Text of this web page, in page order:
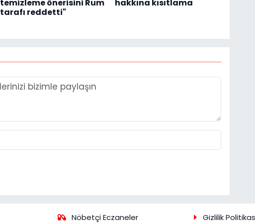
temizleme önerisini Rum
tarafı reddetti"
hakkına kısıtlama
Nöbetçi Eczaneler
Gizlilik